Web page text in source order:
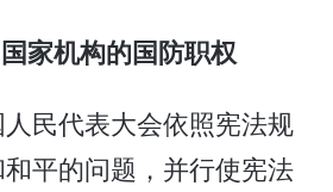
家机构的国防职权
民代表大会依照宪法规
平的问题，并行使宪法